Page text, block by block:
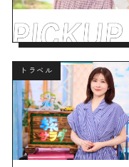
トラベル